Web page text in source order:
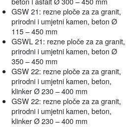
GSW 21: rezne ploče za za granit,
prirodni i umjetni kamen, beton Ø
115 – 450 mm
GSWL 21: rezne ploče za za granit,
prirodni i umjetni kamen, beton Ø
350 – 450 mm
GSW 22: rezne ploče za za granit,
prirodni i umjetni kamen, beton,
klinker Ø 230 – 400 mm
GSW 22: rezne ploče za za granit,
prirodni i umjetni kamen, beton,
klinker Ø 230 – 400 mm